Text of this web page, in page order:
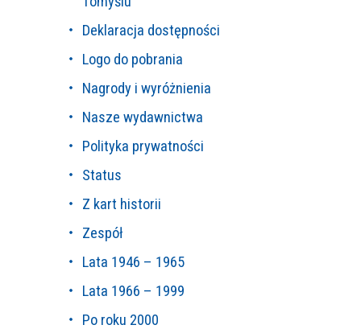
Deklaracja dostępności
Logo do pobrania
Nagrody i wyróżnienia
Nasze wydawnictwa
Polityka prywatności
Status
Z kart historii
Zespół
Lata 1946 – 1965
Lata 1966 – 1999
Po roku 2000